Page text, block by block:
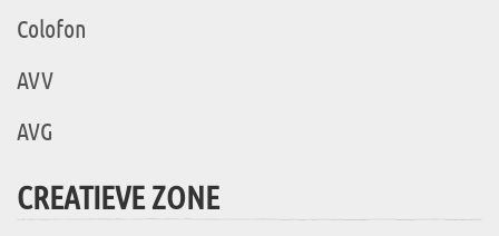
Colofon
AVV
AVG
CREATIEVE ZONE